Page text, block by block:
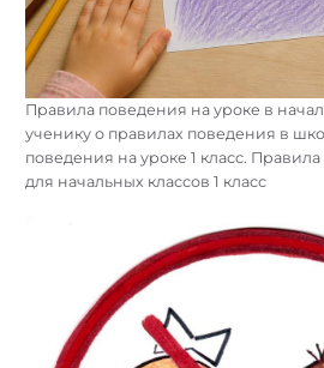
Правила поведения на уроке в
ученику о правилах поведения в
поведения на уроке 1 класс.
для начальных классов 1 класс